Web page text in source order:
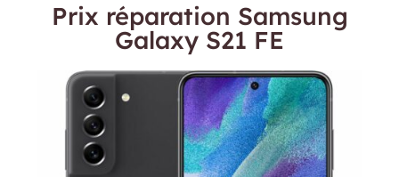
Prix réparation Samsung
Galaxy S21 FE